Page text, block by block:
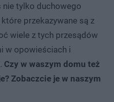
nie tylko duchowego
przekazywane są z
wiele z tych przesądów
w opowieściach i
Czy w waszym domu też
Zobaczcie je w naszym